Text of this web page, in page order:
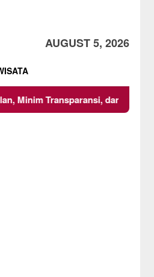
AUGUST 5, 2026
Abaikan K3 Mencari